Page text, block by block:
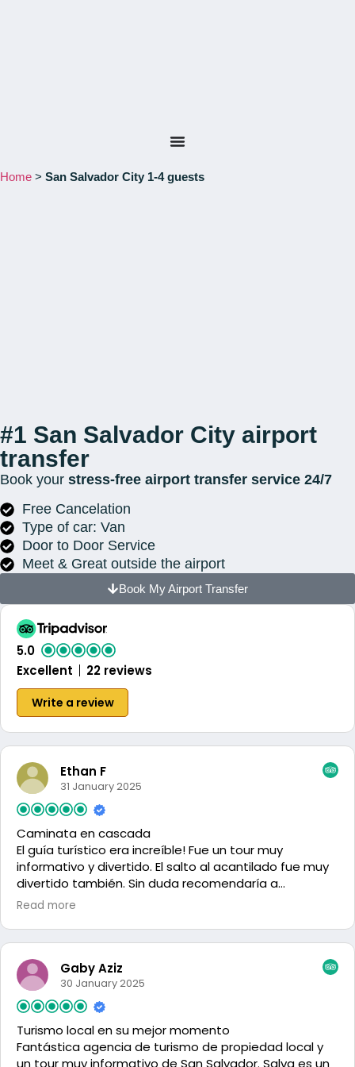
Home > San Salvador City 1-4 guests
#1 San Salvador City airport
transfer
Book your stress-free airport transfer service 24/7
Free Cancelation
Type of car: Van
Door to Door Service
Meet & Great outside the airport
Book My Airport Transfer
5.0
Excellent
22 reviews
Write a review
Ethan F
31 January 2025
Caminata en cascada
El guía turístico era increíble! Fue un tour muy
informativo y divertido. El salto al acantilado fue muy
divertido también. Sin duda recomendaría a
cualquiera que viaje en El Salvador.
Read more
Gaby Aziz
30 January 2025
Turismo local en su mejor momento
Fantástica agencia de turismo de propiedad local y
un tour muy informativo de San Salvador. Salva es un